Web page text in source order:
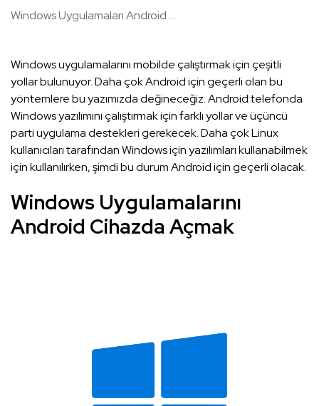
Windows Uygulamaları Android ...
Windows uygulamalarını mobilde çalıştırmak için çeşitli
yollar bulunuyor. Daha çok Android için geçerli olan bu
yöntemlere bu yazımızda değineceğiz. Android telefonda
Windows yazılımını çalıştırmak için farklı yollar ve üçüncü
parti uygulama destekleri gerekecek. Daha çok Linux
kullanıcıları tarafından Windows için yazılımları kullanabilmek
için kullanılırken, şimdi bu durum Android için geçerli olacak.
Windows Uygulamalarını
Android Cihazda Açmak